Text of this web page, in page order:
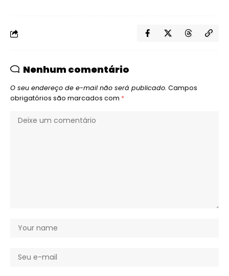
Nenhum comentário
O seu endereço de e-mail não será publicado. Campos
obrigatórios são marcados com *